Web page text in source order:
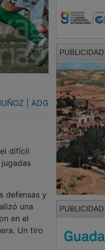
| ADG
difícil
defensas y
una
en el
Un tiro
PUBLICIDAD
PUBLICIDAD